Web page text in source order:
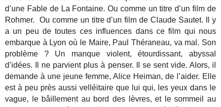
d’une Fable de La Fontaine. Ou comme un titre d’un film de
Rohmer. Ou comme un titre d’un film de Claude Sautet. Il y
a un peu de toutes ces influences dans ce film qui nous
embarque à Lyon où le Maire, Paul Théraneau, va mal. Son
problème ? Un manque violent, étourdissant, abyssal
d’idées. Il ne parvient plus à penser. Il se sent vide. Alors, il
demande à une jeune femme, Alice Heiman, de l’aider. Elle
est à peu près aussi velléitaire que lui qui, les yeux dans le
vague, le bâillement au bord des lèvres, et le sommeil au